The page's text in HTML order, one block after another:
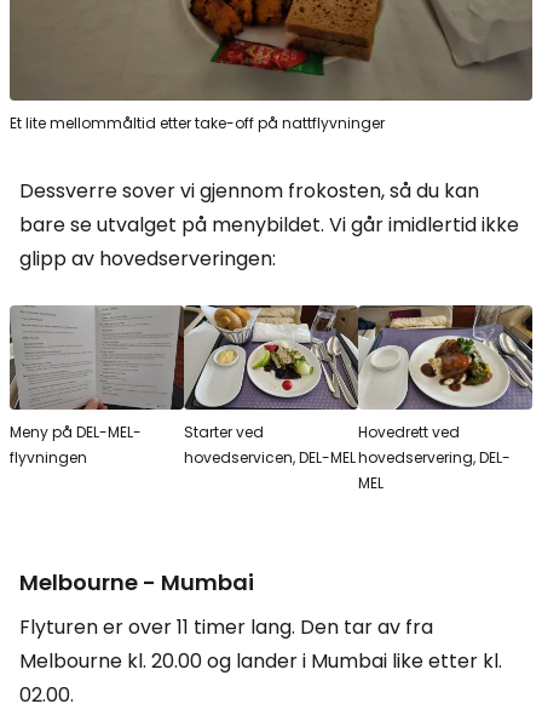
Et lite mellommåltid etter take-off på nattflyvninger
Dessverre sover vi gjennom frokosten, så du kan
bare se utvalget på menybildet. Vi går imidlertid ikke
glipp av hovedserveringen:
Meny på DEL-MEL-
flyvningen
Starter ved
hovedservicen, DEL-MEL
Hovedrett ved
hovedservering, DEL-
MEL
Melbourne - Mumbai
Flyturen er over 11 timer lang. Den tar av fra
Melbourne kl. 20.00 og lander i Mumbai like etter kl.
02.00.